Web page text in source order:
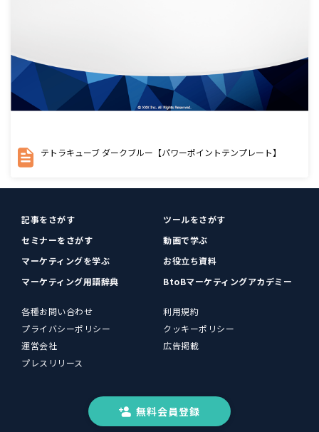
テトラキューブ ダークブルー【パワーポイントテンプレート】
記事をさがす
ツールをさがす
セミナーをさがす
動画で学ぶ
マーケティングを学ぶ
お役立ち資料
マーケティング用語辞典
BtoBマーケティングアカデミー
各種お問い合わせ
利用規約
プライバシーポリシー
クッキーポリシー
運営会社
広告掲載
プレスリリース
無料会員登録